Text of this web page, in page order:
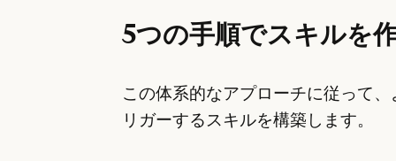
5つの手順でスキルを
この体系的なアプローチに従って
リガーするスキルを構築します。